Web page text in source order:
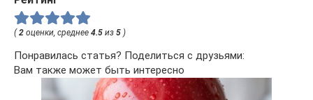
(2 оценки, среднее 4.5 из 5 )
Понравилась статья? Поделиться с друзьями:
Вам также может быть интересно